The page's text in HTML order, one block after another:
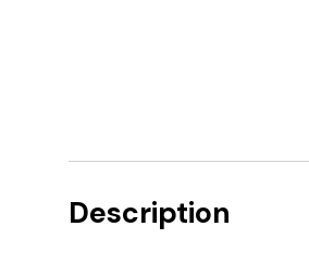
Description